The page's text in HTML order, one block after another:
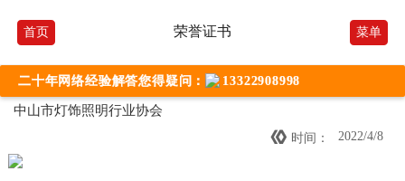
首页 荣誉证书 菜单
二十年网络经验解答您得疑问： 13322908998
中山市灯饰照明行业协会
 时间： 2022/4/8